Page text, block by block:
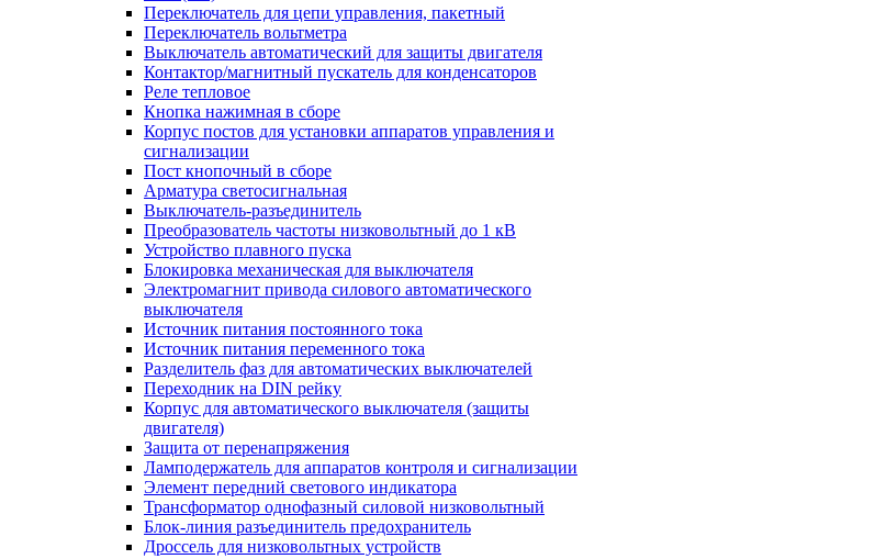
Переключатель для цепи управления, пакетный
Переключатель вольтметра
Выключатель автоматический для защиты двигателя
Контактор/магнитный пускатель для конденсаторов
Реле тепловое
Кнопка нажимная в сборе
Корпус постов для установки аппаратов управления и
сигнализации
Пост кнопочный в сборе
Арматура светосигнальная
Выключатель-разъединитель
Преобразователь частоты низковольтный до 1 кВ
Устройство плавного пуска
Блокировка механическая для выключателя
Электромагнит привода силового автоматического
выключателя
Источник питания постоянного тока
Источник питания переменного тока
Разделитель фаз для автоматических выключателей
Переходник на DIN рейку
Корпус для автоматического выключателя (защиты
двигателя)
Защита от перенапряжения
Ламподержатель для аппаратов контроля и сигнализации
Элемент передний светового индикатора
Трансформатор однофазный силовой низковольтный
Блок-линия разъединитель предохранитель
Дроссель для низковольтных устройств